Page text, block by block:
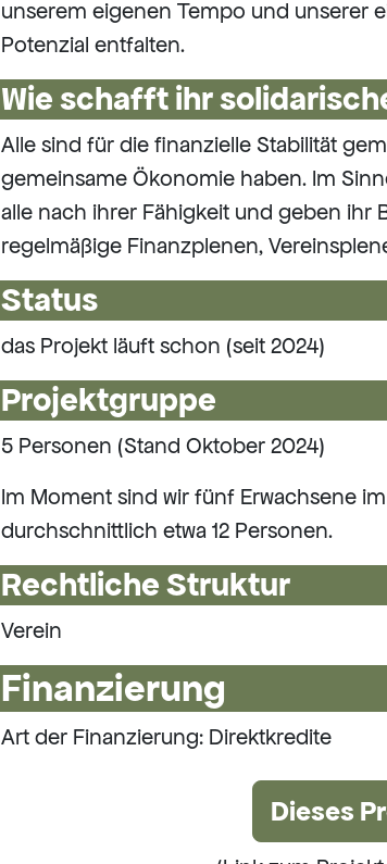
unserem eigenen Tempo und unserer
Potenzial entfalten.
Wie schafft ihr
Alle sind für die finanzielle Stabilität
gemeinsame Ökonomie haben. Im
alle nach ihrer Fähigkeit und geben ihr
regelmäßige Finanzplenen,
Status
das Projekt läuft schon (seit 2024)
Projektgruppe
5 Personen (Stand Oktober 2024)
Im Moment sind wir fünf Erwachsene
durchschnittlich etwa 12 Personen.
Rechtliche Struktur
Verein
Finanzierung
Art der Finanzierung: Direktkredite
Dieses